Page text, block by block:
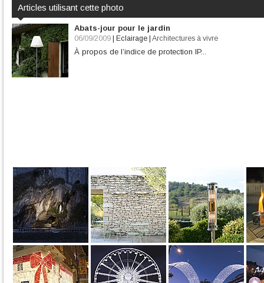
Articles utilisant cette photo
Abats-jour pour le jardin
06/09/2009 Eclairage Architectures à vivre
À propos de l’indice de protection IP...